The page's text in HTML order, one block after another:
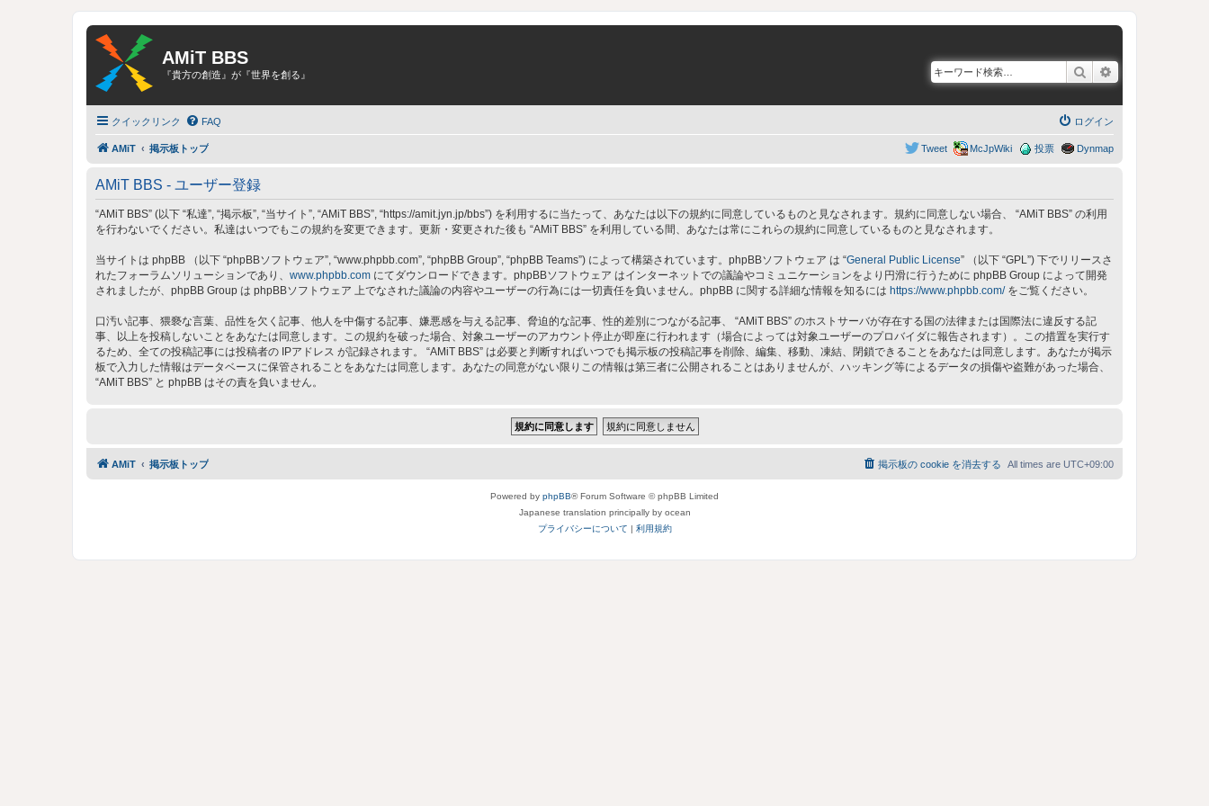
AMiT BBS
『貴方の創造』が『世界を創る』 検索
クイックリンク FAQ ログイン
AMiT 掲示板トップ Dynmap
投票
McJpWiki
Tweet
AMiT BBS - ユーザー登録
“AMiT BBS” (以下 “私達”, “掲示板”, “当サイト”, “AMiT BBS”, “https://amit.jyn.jp/bbs”) を利用するに当たって、あなたは以下の規約に同意しているものと見なされます。規約に同意しない場合、 “AMiT BBS” の利用
を行わないでください。私達はいつでもこの規約を変更できます。更新・変更された後も “AMiT BBS” を利用している間、あなたは常にこれらの規約に同意しているものと見なされます。
当サイトは phpBB （以下 “phpBBソフトウェア”, “www.phpbb.com”, “phpBB Group”, “phpBB Teams”) によって構築されています。phpBBソフトウェア は “General Public License” （以下 “GPL”) 下でリリースさ
れたフォーラムソリューションであり、 www.phpbb.com にてダウンロードできます。phpBBソフトウェア はインターネットでの議論やコミュニケーションをより円滑に行うために phpBB Group によって開発
されましたが、phpBB Group は phpBBソフトウェア 上でなされた議論の内容やユーザーの行為には一切責任を負いません。phpBB に関する詳細な情報を知るには https://www.phpbb.com/をご覧ください。
口汚い記事、猥褻な言葉、品性を欠く記事、他人を中傷する記事、嫌悪感を与える記事、脅迫的な記事、性的差別につながる記事、 “AMiT BBS” のホストサーバが存在する国の法律または国際法に違反する記
事、以上を投稿しないことをあなたは同意します。この規約を破った場合、対象ユーザーのアカウント停止が即座に行われます（場合によっては対象ユーザーのプロバイダに報告されます）。この措置を実行す
るため、全ての投稿記事には投稿者の IPアドレス が記録されます。 “AMiT BBS” は必要と判断すればいつでも掲示板の投稿記事を削除、編集、移動、凍結、閉鎖できることをあなたは同意します。あなたが掲示
板で入力した情報はデータベースに保管されることをあなたは同意します。あなたの同意がない限りこの情報は第三者に公開されることはありませんが、ハッキング等によるデータの損傷や盗難があった場合、
“AMiT BBS” と phpBB はその責を負いません。
AMiT 掲示板トップ All times are UTC+09:00
掲示板の cookie を消去する
Powered by phpBB® Forum Software © phpBB Limited
Japanese translation principally by ocean
プライバシーについて | 利用規約